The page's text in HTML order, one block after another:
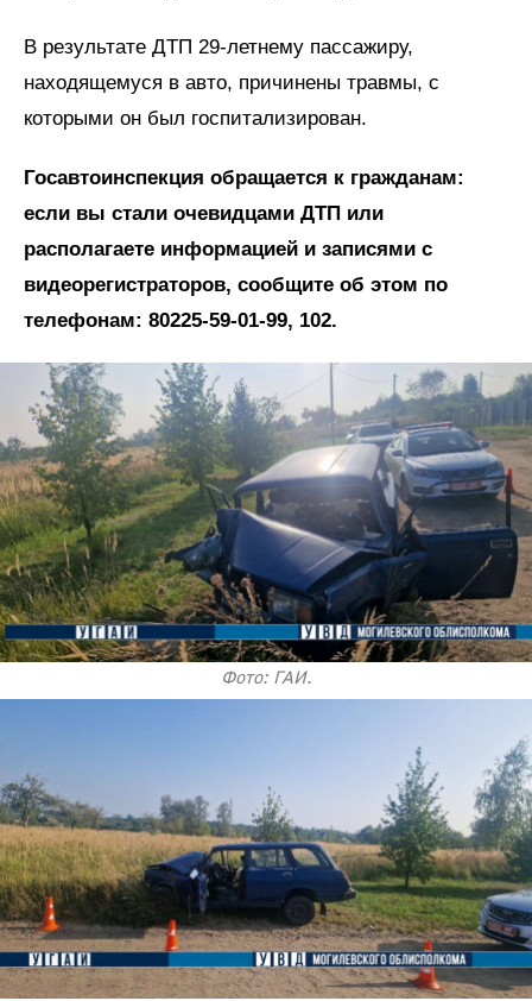
В результате ДТП 29-летнему пассажиру,
находящемуся в авто, причинены травмы, с
которыми он был госпитализирован.
Госавтоинспекция обращается к гражданам:
если вы стали очевидцами ДТП или
располагаете информацией и записями с
видеорегистраторов, сообщите об этом по
телефонам: 80225-59-01-99, 102.
Фото: ГАИ.